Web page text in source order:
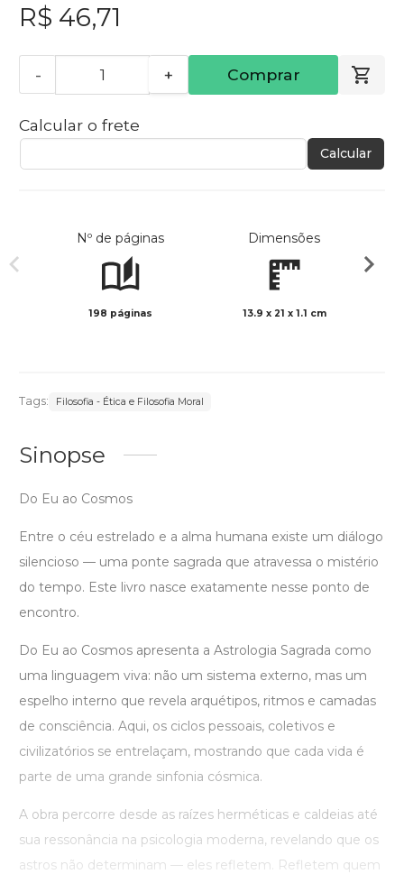
R$ 46,71
- + Comprar
Calcular o frete
Calcular
Nº de páginas
198 páginas
Dimensões
13.9 x 21 x 1.1 cm
Tags: Filosofia - Ética e Filosofia Moral
Sinopse
Do Eu ao Cosmos
Entre o céu estrelado e a alma humana existe um diálogo
silencioso — uma ponte sagrada que atravessa o mistério
do tempo. Este livro nasce exatamente nesse ponto de
encontro.
Do Eu ao Cosmos apresenta a Astrologia Sagrada como
uma linguagem viva: não um sistema externo, mas um
espelho interno que revela arquétipos, ritmos e camadas
de consciência. Aqui, os ciclos pessoais, coletivos e
civilizatórios se entrelaçam, mostrando que cada vida é
parte de uma grande sinfonia cósmica.
A obra percorre desde as raízes herméticas e caldeias até
sua ressonância na psicologia moderna, revelando que os
astros não determinam — eles refletem. Refletem quem